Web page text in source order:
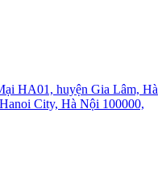
HA01, huyện Gia Lâm, Hà
City, Hà Nội 100000,